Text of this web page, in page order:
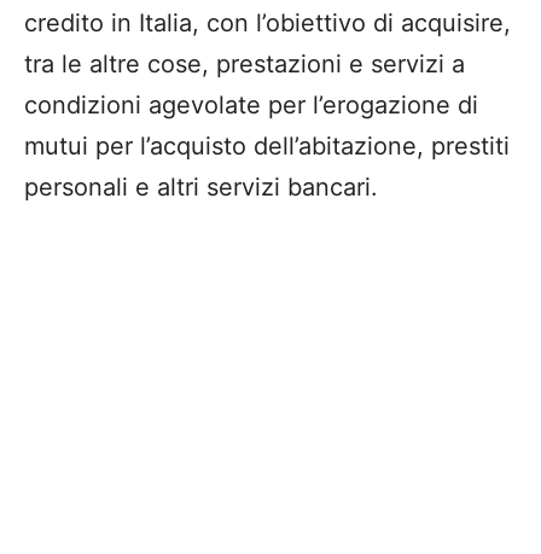
credito in Italia, con l’obiettivo di acquisire,
tra le altre cose, prestazioni e servizi a
condizioni agevolate per l’erogazione di
mutui per l’acquisto dell’abitazione, prestiti
personali e altri servizi bancari.